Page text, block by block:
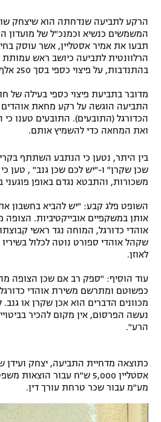
הרקע לתביעה שנדחתה הוא שיצחק
המשמשים כנשיא וכמנכ"ל של מועדון
תבעו את אמיר אסטליין, אשר עוסק
הרלוונטית לתביעה כיושב ראש
בהתנדבות, על פיצוי כספי בסך 250 אלף שקל.
מדובר בתביעת פיצוי כספי בעילה של
התביעה הוגשה על רקע מחאת אוהדים
הכדורגל (התובעים). התובעים טענו
ואת המחאה כדי להשמיץ אותם.
בין היתר, נטען כי הנתבע השתתף
שכן שקרן" ו-"יש לכם שכן גנב" , טען
משכורות, והתבטא נגדם באופן
השופט פלג קבע: "יש להביא בחשבון את
אותן במשקפיים אובייקטיביות.
אוהדי כדורגל, המוחה נגד ראשי
שקהל אוהדי ספורט נוטה לכלול בשיריו
לאוזן.
עוד הוסיף: "ספק רב אם שכן הצופה
כפשוטם ומתרשם משירת אוהדי
מכוונים הדברים הוא אכן שקרן או
נעשה הפרסום, אין מקום להכיר
הרע".
כתוצאה מדחיית התביעה, יצחק ועידן
מע"מ עבור שכר טרחת עורך דין.